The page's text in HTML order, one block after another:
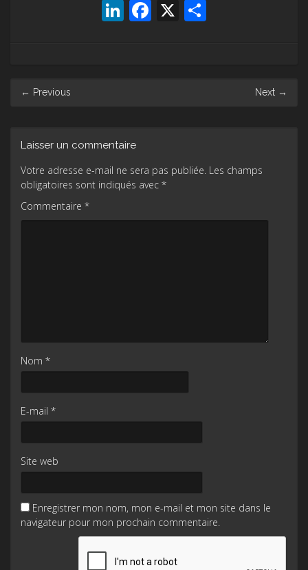
LinkedIn
Facebook
X
navigation
← Previous Next →
Laisser un commentaire
Votre adresse e-mail ne sera pas publiée. Les champs
obligatoires sont indiqués avec *
Commentaire *
Nom *
E-mail *
Site web
Enregistrer mon nom, mon e-mail et mon site dans le
navigateur pour mon prochain commentaire.